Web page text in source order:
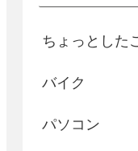
ちょっとした
バイク
パソコン